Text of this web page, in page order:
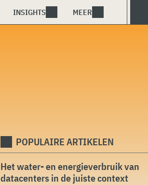
INSIGHTS MEER
POPULAIRE ARTIKELEN
Het water- en energieverbruik van
datacenters in de juiste context